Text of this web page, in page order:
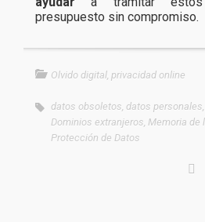
presupuesto sin compromiso.
Olvido digital, privacidad online
datos obsoletos, datos personales,
Dominios extranjeros, Memoria de
Protección de Datos